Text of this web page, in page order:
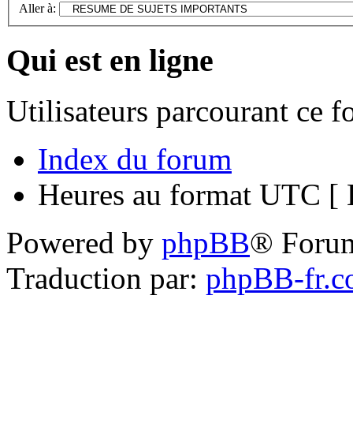
Aller à:
Qui est en ligne
Utilisateurs parcourant ce
Index du forum
Heures au format UTC [
Powered by phpBB®
Traduction par: phpBB-